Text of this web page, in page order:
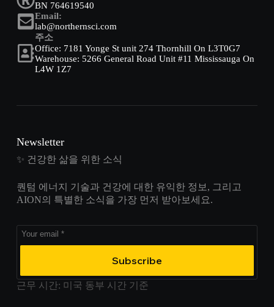
BN 764619540
Email:
lab@northernsci.com
주소
Office: 7181 Yonge St unit 274 Thornhill On L3T0G7
Warehouse: 5266 General Road Unit #11 Mississauga On
L4W 1Z7
Newsletter
✨ 건강한 삶을 위한 소식
퀀텀 에너지 기술과 건강에 대한 유익한 정보, 그리고
AION의 특별한 소식을 가장 먼저 받아보세요.
Subscribe
근무 시간: 미국 동부 시간 기준